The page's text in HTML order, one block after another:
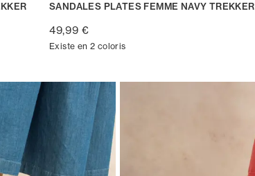
SANDALES PLATES FEMME NAVY TREKKER
49,99 €
Existe en 2 coloris